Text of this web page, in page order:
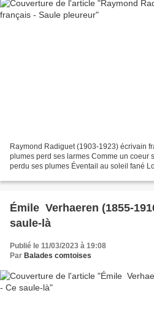
Raymond Radiguet (1903-1923) écrivain
plumes perd ses larmes Comme un coeur
perdu ses plumes Éventail au soleil fané
Émile Verhaeren (1855-
saule-là
Publié le 11/03/2023 à 19:08
Par Balades comtoises